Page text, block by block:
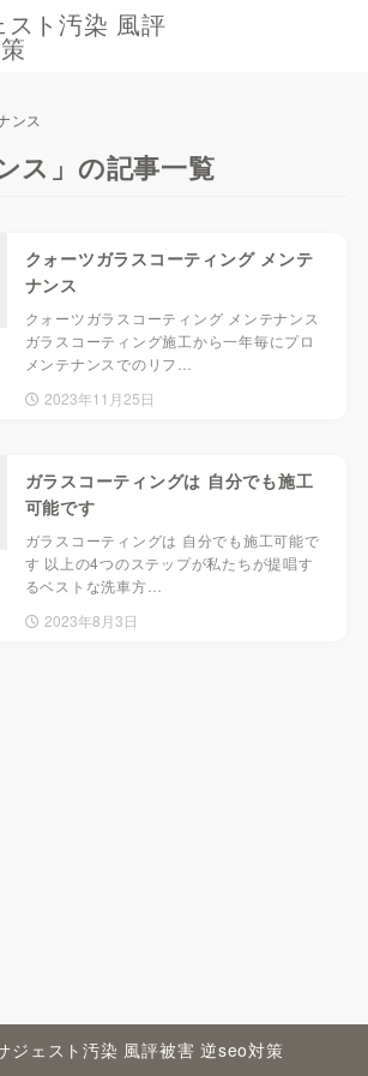
ト汚染 風評
ンス
ス」の記事一覧
クォーツガラスコーティング メンテ
ナンス
クォーツガラスコーティング メンテナンス
ガラスコーティング施工から一年毎にプロ
メンテナンスでのリフ…
2023年11月25日
ガラスコーティングは 自分でも施工
可能です
ガラスコーティングは 自分でも施工可能で
す 以上の4つのステップが私たちが提唱す
るベストな洗車方…
2023年8月3日
ジェスト汚染 風評被害 逆seo対策